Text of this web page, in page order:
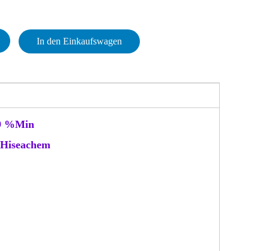
In den Einkaufswagen
%Min